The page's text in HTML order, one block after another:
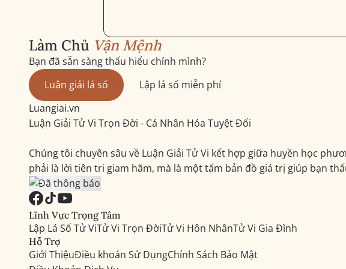
Làm Chủ Vận Mệnh
Bạn đã sẵn sàng thấu hiểu chính mình?
Luận giải lá số
Lập lá số miễn phí
Luangiai.vn
Luận Giải Tử Vi Trọn Đời - Cá Nhân Hóa Tuyệt Đối
Chúng tôi chuyên sâu về Luận Giải Tử Vi kết hợp giữa huyền học
phải là lời tiên tri giam hãm, mà là một tấm bản đồ giá trị giúp bạn
Lĩnh Vực Trọng Tâm
Lập Lá Số Tử ViTử Vi Trọn ĐờiTử Vi Hôn NhânTử Vi Gia Đình
Hỗ Trợ
Giới ThiệuĐiều khoản Sử DụngChính Sách Bảo Mật